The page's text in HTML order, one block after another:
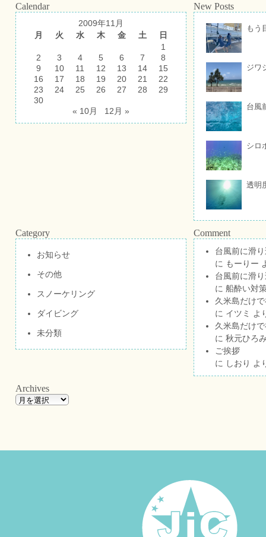
Calendar
2009年11月
月
火 水 木 金 土
日
1
2
3 4 5 6 7
8
9
10 11 12 13 14
15
16
17 18 19 20 21
22
23
24 25 26 27 28
29
30
« 10月
12月 »
New Posts
もう
ジワ
台風
シロ
透明
Category
お知らせ
その他
スノーケリング
ダイビング
未分類
Comment
台風前に滑
に もーりー
台風前に滑
に 船酔い対
久米島だけ
に イツミ
よ
久米島だけ
に 秋元ひろ
ご挨拶
に しおり よ
Archives